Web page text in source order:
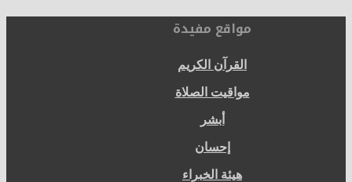
مواقع مفيدة
القرآن الكريم
مواقيت الصلاة
أبشر
إحسان
هيئة الخبراء